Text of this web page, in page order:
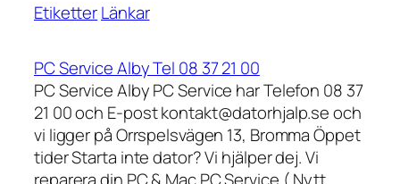
EtiketterLänkar
PC Service Alby Tel 08 37 21 00
PC Service Alby PC Service har Telefon 08 37
21 00 och E-post kontakt@datorhjalp.se och
vi ligger på Orrspelsvägen 13, Bromma Öppet
tider Starta inte dator? Vi hjälper dej. Vi